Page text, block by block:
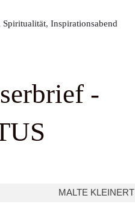
Spiritualität, Inspirationsabend
-
MALTE KLEINERT